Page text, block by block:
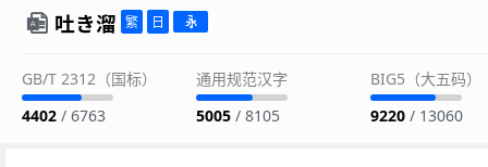
吐き溜
GB/T 2312（国标）
4402 / 6763
通用规范汉字
5005 / 8105
BIG5（大五码）
9220 / 13060